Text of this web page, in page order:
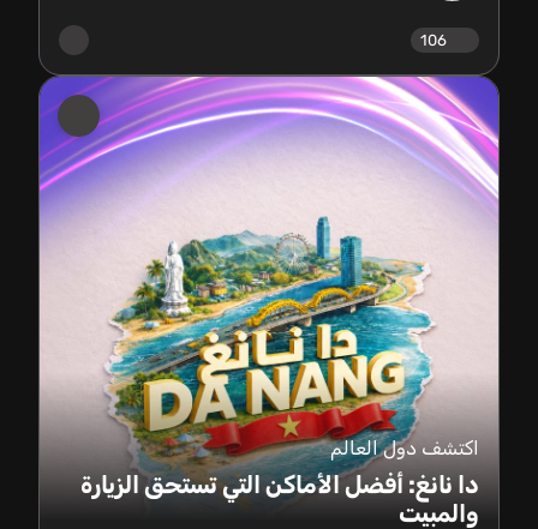
106
اكتشف دول العالم
دا نانغ: أفضل الأماكن التي تستحق الزيارة
والمبيت